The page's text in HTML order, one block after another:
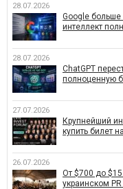
28.07.2026
Google больше
интеллект
28.07.2026
ChatGPT
полноценную
27.07.2026
Крупнейший
купить билет
26.07.2026
От $700 до $15
украинском